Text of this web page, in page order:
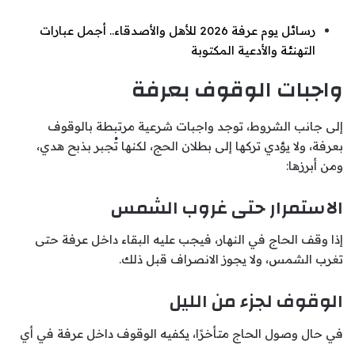
رسائل يوم عرفة 2026 للأهل والأصدقاء.. أجمل عبارات
التهنئة والأدعية المكتوبة
واجبات الوقوف بعرفة
إلى جانب الشروط، توجد واجبات شرعية مرتبطة بالوقوف
بعرفة، ولا يؤدي تركها إلى بطلان الحج، لكنها تُجبر بذبح هدي،
ومن أبرزها:
الاستمرار حتى غروب الشمس
إذا وقف الحاج في النهار، فيجب عليه البقاء داخل عرفة حتى
تغرب الشمس، ولا يجوز الانصراف قبل ذلك.
الوقوف لجزء من الليل
في حال وصول الحاج متأخرًا، يكفيه الوقوف داخل عرفة في أي